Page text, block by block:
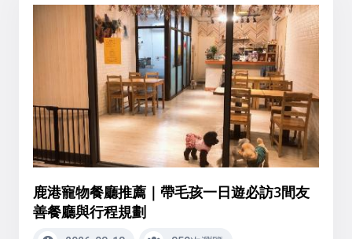
鹿港寵物餐廳推薦｜帶毛孩一日遊必訪3間友
善餐廳與行程規劃